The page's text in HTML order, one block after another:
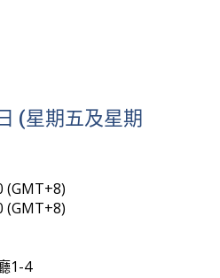
(星期五及星期
(GMT+8)
(GMT+8)
1-4